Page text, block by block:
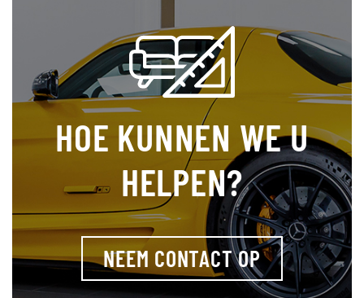
HOE KUNNEN WE U
HELPEN?
NEEM CONTACT OP